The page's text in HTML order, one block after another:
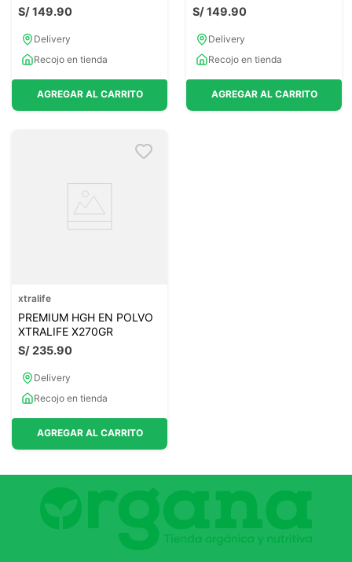
S/149.90
Delivery
Recojo en tienda
AGREGAR AL CARRITO
S/149.90
Delivery
Recojo en tienda
AGREGAR AL CARRITO
xtralife
PREMIUM HGH EN POLVO
XTRALIFE X270GR
S/235.90
Delivery
Recojo en tienda
AGREGAR AL CARRITO